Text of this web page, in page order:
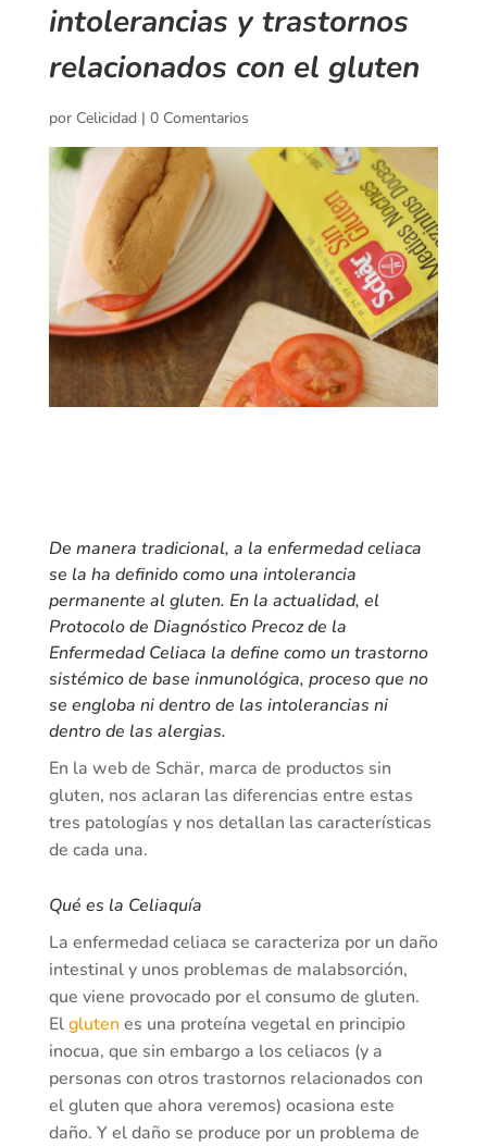
intolerancias y trastornos
relacionados con el gluten
por Celicidad| 0 Comentarios
De manera tradicional, a la enfermedad celiaca
se la ha definido como una intolerancia
permanente al gluten. En la actualidad, el
Protocolo de Diagnóstico Precoz de la
Enfermedad Celiaca la define como un trastorno
sistémico de base inmunológica, proceso que no
se engloba ni dentro de las intolerancias ni
dentro de las alergias.
En la web de Schär, marca de productos sin
gluten, nos aclaran las diferencias entre estas
tres patologías y nos detallan las características
de cada una.
Qué es la Celiaquía
La enfermedad celiaca se caracteriza por un daño
intestinal y unos problemas de malabsorción,
que viene provocado por el consumo de gluten.
Elgluten es una proteína vegetal en principio
inocua, que sin embargo a los celiacos (y a
personas con otros trastornos relacionados con
el gluten que ahora veremos) ocasiona este
daño. Y el daño se produce por un problema de